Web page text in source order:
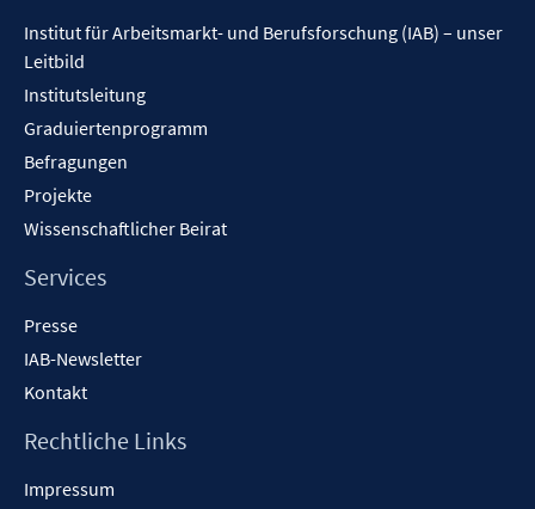
Institut für Arbeitsmarkt- und Berufsforschung (IAB) – unser
Leitbild
Institutsleitung
Graduiertenprogramm
Befragungen
Projekte
Wissenschaftlicher Beirat
Services
Presse
IAB-Newsletter
Kontakt
Rechtliche Links
Impressum